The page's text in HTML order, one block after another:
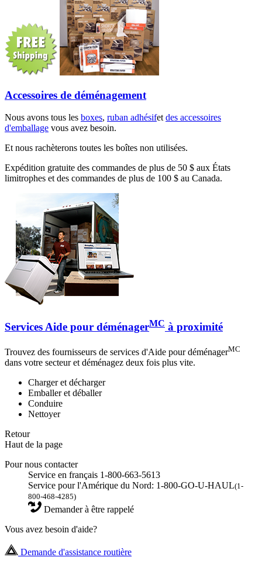
Accessoires de déménagement
Nous avons tous les boxes, ruban adhésifetdes accessoires
d'emballage vous avez besoin.
Et nous rachèterons toutes les boîtes non utilisées.
Expédition gratuite des commandes de plus de 50 $ aux États
limitrophes et des commandes de plus de 100 $ au Canada.
Services Aide pour déménagerMC à proximité
Trouvez des fournisseurs de services d'Aide pour déménagerMC
dans votre secteur et déménagez deux fois plus vite.
Charger et décharger
Emballer et déballer
Conduire
Nettoyer
Retour
Haut de la page
Pour nous contacter
Service en français 1-800-663-5613
Service pour l'Amérique du Nord: 1-800-GO-U-HAUL(1-
800-468-4285)
Demander à être rappelé
Vous avez besoin d'aide?
Demande d'assistance routière